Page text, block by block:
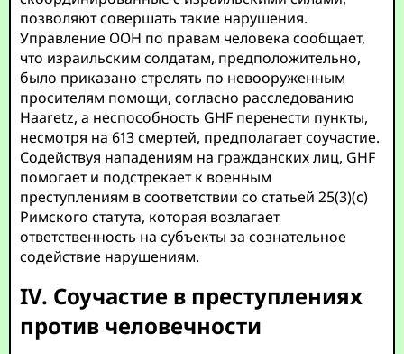
позволяют совершать такие нарушения.
Управление ООН по правам человека сообщает,
что израильским солдатам, предположительно,
было приказано стрелять по невооруженным
просителям помощи, согласно расследованию
Haaretz, а неспособность GHF перенести пункты,
несмотря на 613 смертей, предполагает соучастие.
Содействуя нападениям на гражданских лиц, GHF
помогает и подстрекает к военным
преступлениям в соответствии со статьей 25(3)(c)
Римского статута, которая возлагает
ответственность на субъекты за сознательное
содействие нарушениям.
IV. Соучастие в преступлениях
против человечности